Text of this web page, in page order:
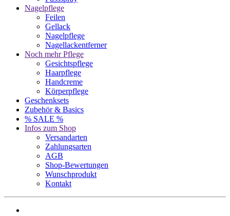
Nagelpflege
Feilen
Gellack
Nagelpflege
Nagellackentferner
Noch mehr Pflege
Gesichtspflege
Haarpflege
Handcreme
Körperpflege
Geschenksets
Zubehör & Basics
% SALE %
Infos zum Shop
Versandarten
Zahlungsarten
AGB
Shop-Bewertungen
Wunschprodukt
Kontakt